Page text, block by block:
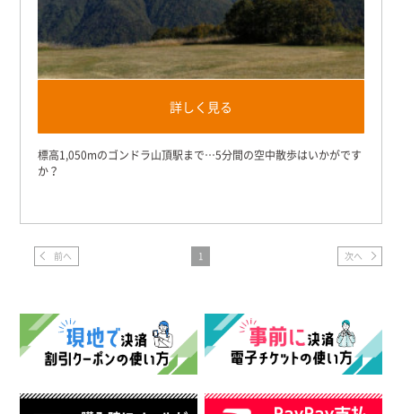
詳しく見る
標高1,050mのゴンドラ山頂駅まで…5分間の空中散歩はいかがです
か？
前へ 1 次へ